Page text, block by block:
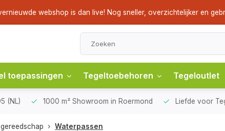
webshop is dan live! Nog sneller, overzichtelijker en
toepassingen Tegeltoebehoren Tegeloutlet
(NL) 1000 m² Showroom in Roermond Liefde voor
Waterpassen